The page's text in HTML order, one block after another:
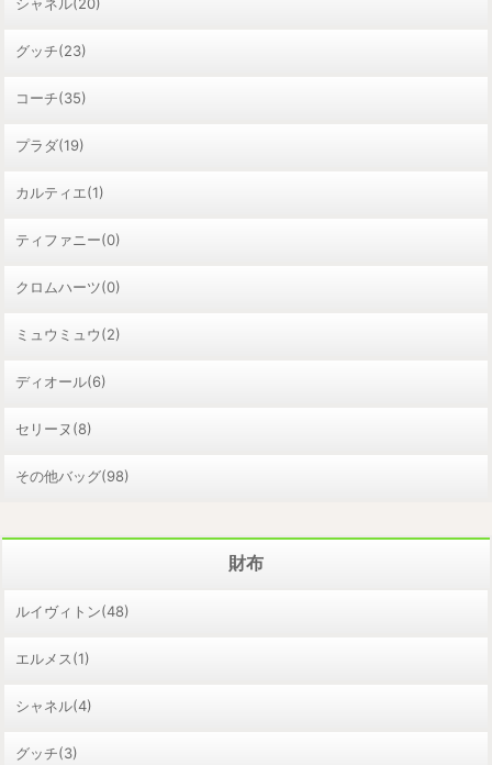
グッチ(23)
コーチ(35)
プラダ(19)
カルティエ(1)
ティファニー(0)
クロムハーツ(0)
ミュウミュウ(2)
ディオール(6)
セリーヌ(8)
その他バッグ(98)
財布
ルイヴィトン(48)
エルメス(1)
シャネル(4)
グッチ(3)